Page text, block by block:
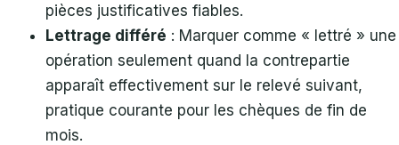
pièces justificatives fiables.
Lettrage différé : Marquer comme « lettré » une
opération seulement quand la contrepartie
apparaît effectivement sur le relevé suivant,
pratique courante pour les chèques de fin de
mois.